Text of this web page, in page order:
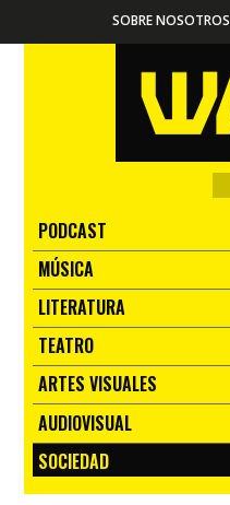
SOBRE NOSOTROS
PODCAST
MÚSICA
LITERATURA
TEATRO
ARTES VISUALES
AUDIOVISUAL
SOCIEDAD